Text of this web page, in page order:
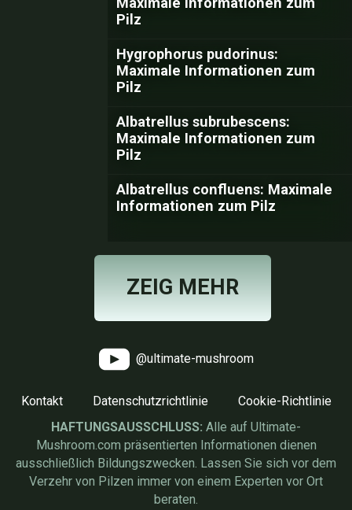
Pilz
Hygrophorus pudorinus:
Maximale Informationen zum
Pilz
Albatrellus subrubescens:
Maximale Informationen zum
Pilz
Albatrellus confluens: Maximale
Informationen zum Pilz
ZEIG MEHR
@ultimate-mushroom
Kontakt Datenschutzrichtlinie
Cookie-Richtlinie
HAFTUNGSAUSSCHLUSS: Alle auf Ultimate-
Mushroom.com präsentierten Informationen dienen
ausschließlich Bildungszwecken. Lassen Sie sich vor dem
Verzehr von Pilzen immer von einem Experten vor Ort
beraten.